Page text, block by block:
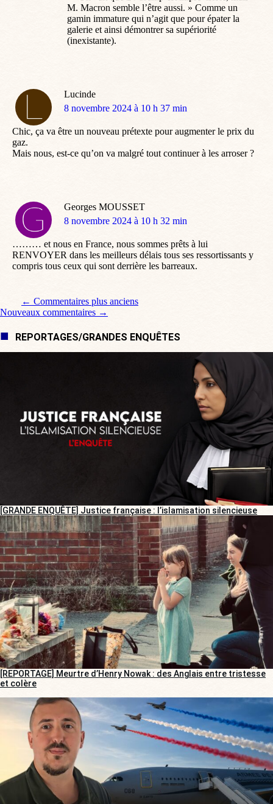
M. Macron semble l’être aussi. » Comme un
gamin immature qui n’agit que pour épater la
galerie et ainsi démontrer sa supériorité
(inexistante).
Lucinde
dit
8 novembre 2024 à 10 h 37 min
Chic, ça va être un nouveau prétexte pour augmenter le prix du
gaz.
Mais nous, est-ce qu’on va malgré tout continuer à les arroser ?
Georges MOUSSET
dit
8 novembre 2024 à 10 h 32 min
……… et nous en France, nous sommes prêts à lui
RENVOYER dans les meilleurs délais tous ses ressortissants y
compris tous ceux qui sont derrière les barreaux.
Navigation de commentaire
← Commentaires plus anciens
Nouveaux commentaires →
REPORTAGES/GRANDES ENQUÊTES
[GRANDE ENQUÊTE] Justice française : l’islamisation silencieuse
[REPORTAGE] Meurtre d’Henry Nowak : des Anglais entre tristesse
et colère